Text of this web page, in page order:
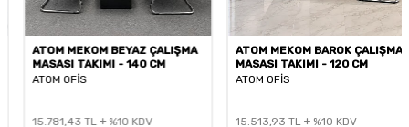
ATOM MEKOM BEYAZ ÇALIŞMA
MASASI TAKIMI - 140 CM
ATOM OFİS
15.781,43TL %10 KDV
ATOM MEKOM BAROK ÇALIŞMA
MASASI TAKIMI - 120 CM
ATOM OFİS
15.513,93TL %10 KDV